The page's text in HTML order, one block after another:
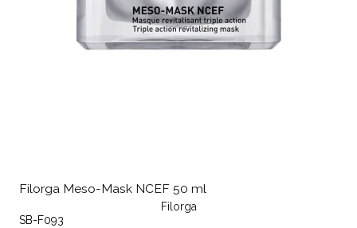
Filorga Meso-Mask NCEF 50 ml
Filorga
SB-F093